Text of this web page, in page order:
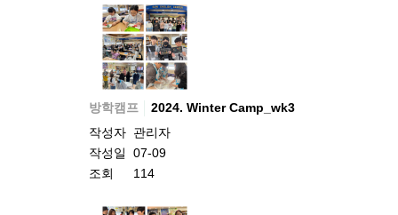
방학캠프
2024. Winter Camp_wk3
작성자 관리자
작성일
07-09
조회
114